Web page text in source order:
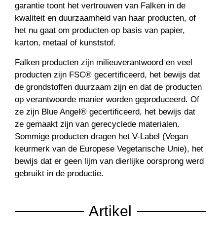
garantie toont het vertrouwen van Falken in de
kwaliteit en duurzaamheid van haar producten, of
het nu gaat om producten op basis van papier,
karton, metaal of kunststof.
Falken producten zijn milieuverantwoord en veel
producten zijn FSC® gecertificeerd, het bewijs dat
de grondstoffen duurzaam zijn en dat de producten
op verantwoorde manier worden geproduceerd. Of
ze zijn Blue Angel® gecertificeerd, het bewijs dat
ze gemaakt zijn van gerecyclede materialen.
Sommige producten dragen het V-Label (Vegan
keurmerk van de Europese Vegetarische Unie), het
bewijs dat er geen lijm van dierlijke oorsprong werd
gebruikt in de productie.
Artikel